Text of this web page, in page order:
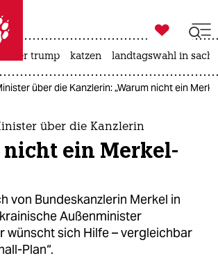
taz zahl ich
taz zahl ich

taz zahl ich
unter trump katzen landtagswahl in
über die Kanzlerin: „Warum nicht ein
über die Kanzlerin
nicht ein Merkel-
von Bundeskanzlerin Merkel in
Außenminister
wünscht sich Hilfe – vergleichbar
Plan“.